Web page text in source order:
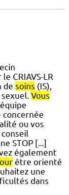
CRIAVS-LR
de soins (IS),
Vous
concernée
ou vos
STOP [...]
également
être orienté
une
dans